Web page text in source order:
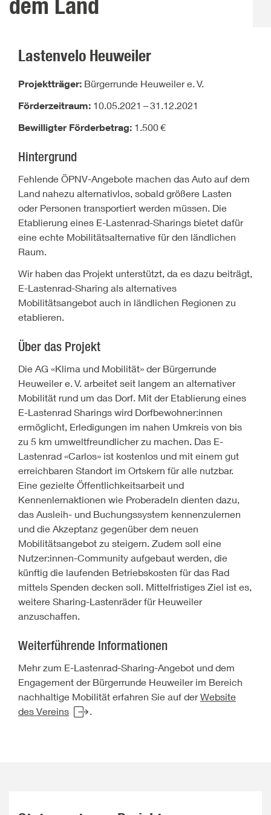
dem Land
Lastenvelo Heuweiler
Projektträger: Bürgerrunde Heuweiler e. V.
Förderzeitraum: 10.05.2021 –31.12.2021
Bewilligter Förderbetrag: 1.500€
Hintergrund
Fehlende ÖPNV-Angebote machen das Auto auf dem
Land nahezu alternativlos, sobald größere Lasten
oder Personen transportiert werden müssen. Die
Etablierung eines E-Lastenrad-Sharings bietet dafür
eine echte Mobilitätsalternative für den ländlichen
Raum.
Wir haben das Projekt unterstützt, da es dazu beiträgt,
E-Lastenrad-Sharing als alternatives
Mobilitätsangebot auch in ländlichen Regionen zu
etablieren.
Über das Projekt
Die AG «Klima und Mobilität» der Bürgerrunde
Heuweiler e. V. arbeitet seit langem an alternativer
Mobilität rund um das Dorf. Mit der Etablierung eines
E-Lastenrad Sharings wird Dorfbewohner:innen
ermöglicht, Erledigungen im nahen Umkreis von bis
zu 5 km umweltfreundlicher zu machen. Das E-
Lastenrad «Carlos» ist kostenlos und mit einem gut
erreichbaren Standort im Ortskern für alle nutzbar.
Eine gezielte Öffentlichkeitsarbeit und
Kennenlernaktionen wie Proberadeln dienten dazu,
das Ausleih- und Buchungssystem kennenzulernen
und die Akzeptanz gegenüber dem neuen
Mobilitätsangebot zu steigern. Zudem soll eine
Nutzer:innen-Community aufgebaut werden, die
künftig die laufenden Betriebskosten für das Rad
mittels Spenden decken soll. Mittelfristiges Ziel ist es,
weitere Sharing-Lastenräder für Heuweiler
anzuschaffen.
Weiterführende Informationen
Mehr zum E-Lastenrad-Sharing-Angebot und dem
Engagement der Bürgerrunde Heuweiler im Bereich
nachhaltige Mobilität erfahren Sie auf derWebsite
des Vereins
.